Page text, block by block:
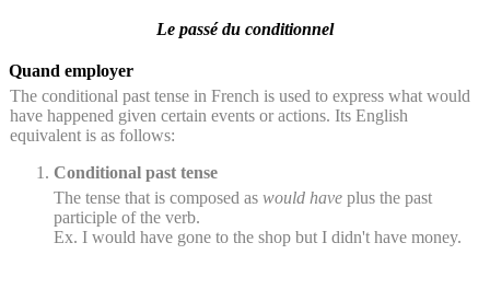
Le passé du conditionnel
Quand employer
The conditional past tense in French is used to express what would
have happened given certain events or actions. Its English
equivalent is as follows:
Conditional past tense
The tense that is composed as would have plus the past
participle of the verb.
Ex. I would have gone to the shop but I didn't have money.